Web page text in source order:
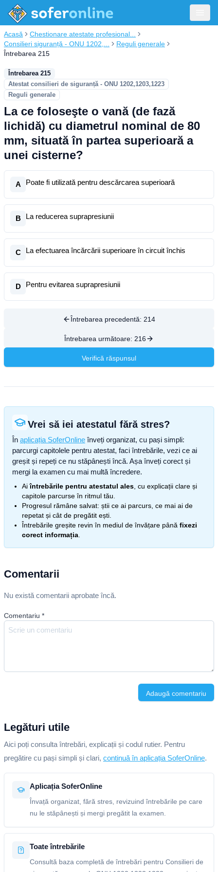
Acasă
Chestionare atestate profesional...
Consilieri siguranță - ONU 1202,...
Reguli generale
Întrebarea 215
Întrebarea 215
Atestat consilieri de siguranță - ONU 1202,1203,1223
Reguli generale
La ce foloseşte o vană (de fază
lichidă) cu diametrul nominal de 80
mm, situată în partea superioară a
unei cisterne?
A Poate fi utilizată pentru descărcarea superioară
B La reducerea suprapresiunii
C La efectuarea încărcării superioare în circuit închis
D Pentru evitarea suprapresiunii
Întrebarea precedentă: 214
Întrebarea următoare: 216
Verifică răspunsul
Vrei să iei atestatul fără stres?
În aplicația SoferOnline înveți organizat, cu pași simpli:
parcurgi capitolele pentru atestat, faci întrebările, vezi ce ai
greșit și repeți ce nu stăpânești încă. Așa înveți corect și
mergi la examen cu mai multă încredere.
Aiîntrebările pentru atestatul ales , cu explicații clare și
capitole parcurse în ritmul tău.
Progresul rămâne salvat: știi ce ai parcurs, ce mai ai de
repetat și cât de pregătit ești.
Întrebările greșite revin în mediul de învățare până fixezi
corect informația
Comentarii
Nu există comentarii aprobate încă.
Comentariu *
Adaugă comentariu
Legături utile
Aici poți consulta întrebări, explicații și codul rutier. Pentru
pregătire cu pași simpli și clari, continuă în aplicația SoferOnline.
Aplicația SoferOnline
Învață organizat, fără stres, revizuind întrebările pe care
nu le stăpânești și mergi pregătit la examen.
Toate întrebările
Consultă baza completă de întrebări pentru Consilieri de